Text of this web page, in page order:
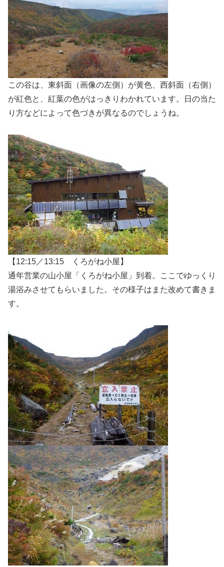
この谷は、東斜面（画像の左側）が黄色、西斜面（右側）
が紅色と、紅葉の色がはっきりわかれています。日の当た
り方などによって色づきが異なるのでしょうね。
【12:15／13:15 くろがね小屋】
通年営業の山小屋「くろがね小屋」到着。ここでゆっくり
湯浴みさせてもらいました。その様子はまた改めて書きま
す。